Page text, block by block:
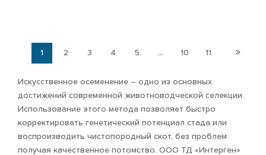
1 2 3 4 5 ... 10 11
Искусственное осеменение – одно из основных
достижений современной животноводческой селекции.
Использование этого метода позволяет быстро
корректировать генетический потенциал стада или
воспроизводить чистопородный скот, без проблем
получая качественное потомство. ООО ТД «Интерген»